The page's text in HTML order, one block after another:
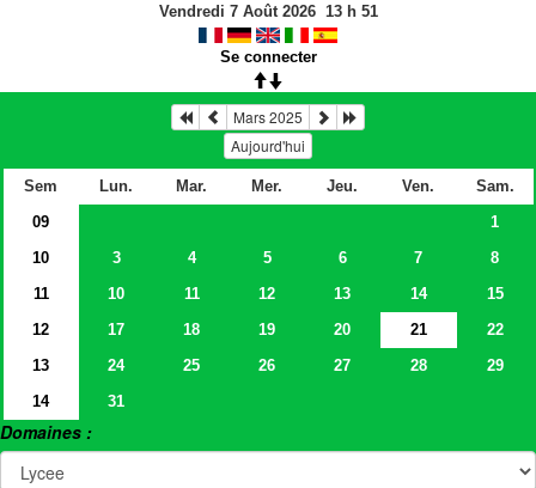
Vendredi 7 Août 2026 13h 51
Se connecter
Mars 2025
Aujourd'hui
Sem Lun. Mar. Mer. Jeu. Ven.
Sam.
09
1
10
3 4 5 6 7
8
11
10 11 12 13 14
15
12
17 18 19 20 21
22
13
24 25 26 27 28
29
14
31
Domaines :